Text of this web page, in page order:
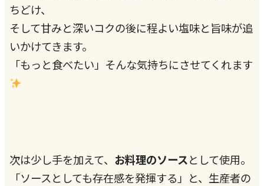
ちどけ、
そして甘みと深いコクの後に程よい塩味と旨味が追
いかけてきます。
「もっと食べたい」そんな気持ちにさせてくれます
次は少し手を加えて、 お料理のソースとして使用。
「ソースとしても存在感を発揮する」と、生産者の